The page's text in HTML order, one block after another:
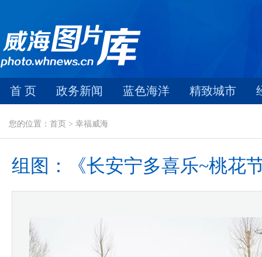
首 页 政务新闻 蓝色海洋 精致城市
您的位置：首页 > 幸福威海
组图：《长安宁多喜乐~桃花